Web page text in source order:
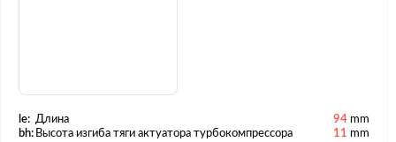
le: Длина 94 mm
bh: Высота изгиба тяги актуатора турбокомпрессора 11 mm